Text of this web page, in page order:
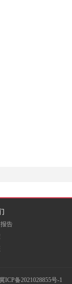
告
ICP备2021028855号-1